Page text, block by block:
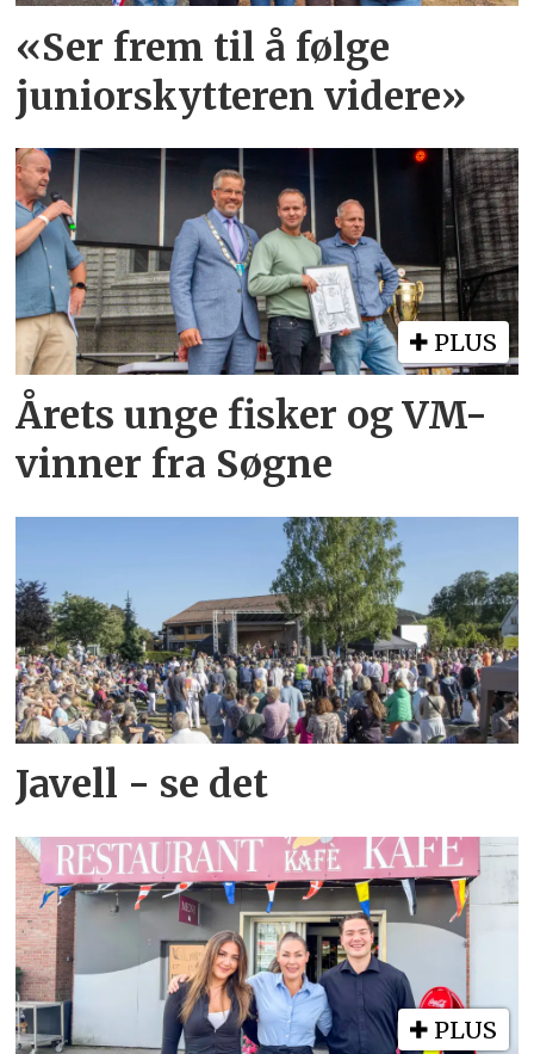
«Ser frem til å følge
juniorskytteren videre»
PLUS
Årets unge fisker og VM-
vinner fra Søgne
Javell - se det
PLUS